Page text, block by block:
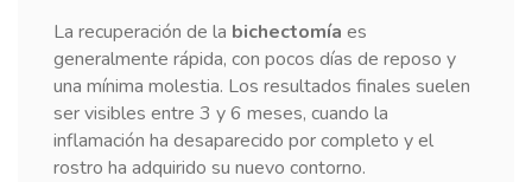
La recuperación de la bichectomía es
generalmente rápida, con pocos días de reposo y
una mínima molestia. Los resultados finales suelen
ser visibles entre 3 y 6 meses, cuando la
inflamación ha desaparecido por completo y el
rostro ha adquirido su nuevo contorno.